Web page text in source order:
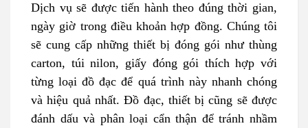
Dịch vụ sẽ được tiến hành theo đúng thời gian,
ngày giờ trong điều khoản hợp đồng. Chúng tôi
sẽ cung cấp những thiết bị đóng gói như thùng
carton, túi nilon, giấy đóng gói thích hợp với
từng loại đồ đạc để quá trình này nhanh chóng
và hiệu quả nhất. Đồ đạc, thiết bị cũng sẽ được
đánh dấu và phân loại cẩn thận để tránh nhầm